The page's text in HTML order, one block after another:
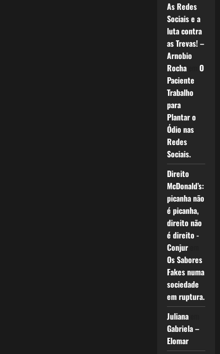
As Redes
Sociais e a
luta contra
as Trevas! –
Arnobio
Rochaem O
Paciente
Trabalho
para
Plantar o
Ódio nas
Redes
Sociais.
Direito
McDonald’s:
picanha não
é picanha,
direito não
é direito -
Conjurem
Os Sabores
Fakes numa
sociedade
em ruptura.
Julianaem
Gabriela –
Elomar